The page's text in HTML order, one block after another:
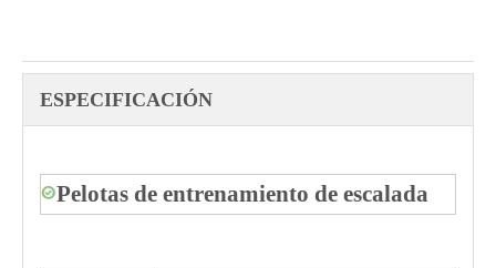
ESPECIFICACIÓN
Pelotas de entrenamiento de escalada